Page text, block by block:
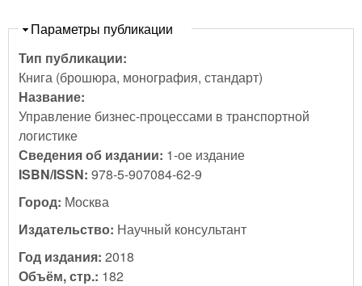
Скрыть
Параметры публикации
Тип публикации:
Книга (брошюра, монография, стандарт)
Название:
Управление бизнес-процессами в транспортной
логистике
Сведения об издании: 1-ое издание
ISBN/ISSN: 978-5-907084-62-9
Город: Москва
Издательство: Научный консультант
Год издания: 2018
Объём, стр.: 182